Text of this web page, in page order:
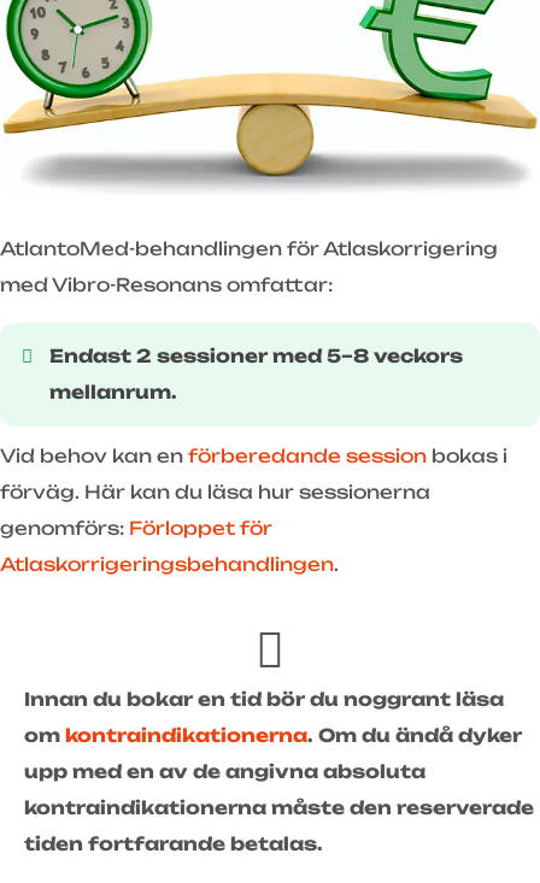
AtlantoMed-behandlingen för Atlaskorrigering
med Vibro-Resonans omfattar:
Endast 2 sessioner med 5–8 veckors
mellanrum.
Vid behov kan en förberedande session bokas i
förväg. Här kan du läsa hur sessionerna
genomförs: Förloppet för
Atlaskorrigeringsbehandlingen.
Innan du bokar en tid bör du noggrant läsa
om kontraindikationerna. Om du ändå dyker
upp med en av de angivna absoluta
kontraindikationerna måste den reserverade
tiden fortfarande betalas.